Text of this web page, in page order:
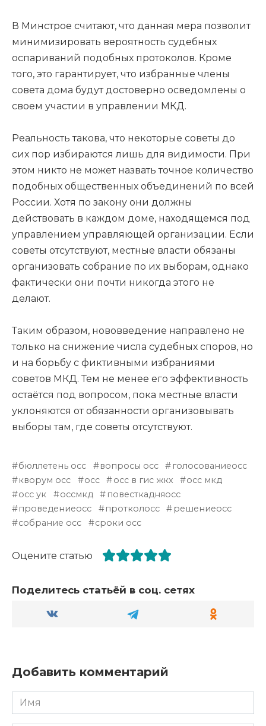
В Минстрое считают, что данная мера позволит
минимизировать вероятность судебных
оспариваний подобных протоколов. Кроме
того, это гарантирует, что избранные члены
совета дома будут достоверно осведомлены о
своем участии в управлении МКД.
Реальность такова, что некоторые советы до
сих пор избираются лишь для видимости. При
этом никто не может назвать точное количество
подобных общественных объединений по всей
России. Хотя по закону они должны
действовать в каждом доме, находящемся под
управлением управляющей организации. Если
советы отсутствуют, местные власти обязаны
организовать собрание по их выборам, однако
фактически они почти никогда этого не
делают.
Таким образом, нововведение направлено не
только на снижение числа судебных споров, но
и на борьбу с фиктивными избраниями
советов МКД. Тем не менее его эффективность
остаётся под вопросом, пока местные власти
уклоняются от обязанности организовывать
выборы там, где советы отсутствуют.
бюллетень осс вопросы осс
голосованиеосс
кворум осс
осс осс в гис жкх
осс мкд
осс ук
оссмкд
повесткадняосс
проведениеосс
протколосс
решениеосс
собрание осс
сроки осс
Оцените статью
Поделитесь статьёй в соц. сетях
Добавить комментарий
Имя
*